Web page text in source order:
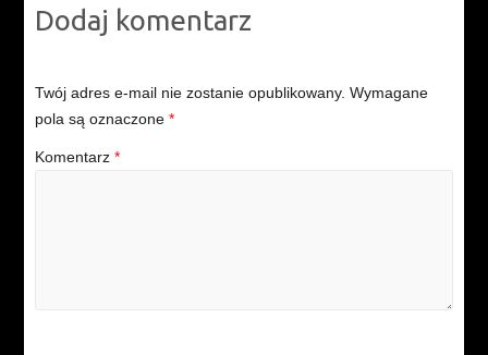
Dodaj komentarz
Twój adres e-mail nie zostanie opublikowany. Wymagane
pola są oznaczone *
Komentarz *